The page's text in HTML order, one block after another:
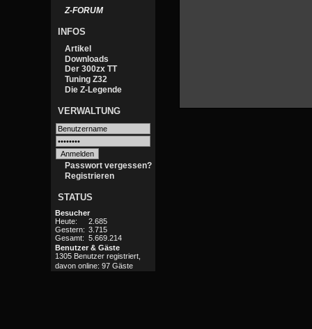
Z-FORUM
INFOS
Artikel
Downloads
Der 300zx TT
Tuning Z32
Die Z-Legende
VERWALTUNG
Passwort vergessen?
Registrieren
STATUS
Besucher
Heute:
2.685
Gestern: 3.715
Gesamt: 5.669.214
Benutzer & Gäste
1305 Benutzer registriert,
davon online: 97 Gäste